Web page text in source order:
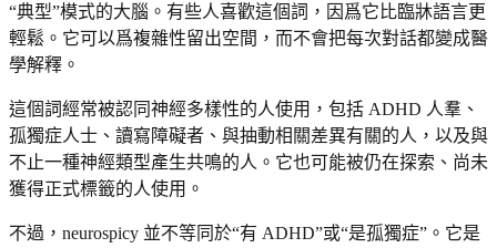
“典型”模式的大腦。有些人喜歡這個詞，因爲它比臨牀語言更
輕鬆。它可以爲複雜性留出空間，而不會把每次對話都變成醫
學解釋。
這個詞經常被認同神經多樣性的人使用，包括 ADHD 人羣、
孤獨症人士、讀寫障礙者、與抽動相關差異有關的人，以及與
不止一種神經類型產生共鳴的人。它也可能被仍在探索、尚未
獲得正式標籤的人使用。
不過，neurospicy 並不等同於“有 ADHD”或“是孤獨症”。它是